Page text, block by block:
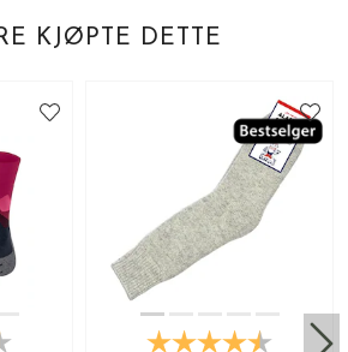
KJØPTE DETTE